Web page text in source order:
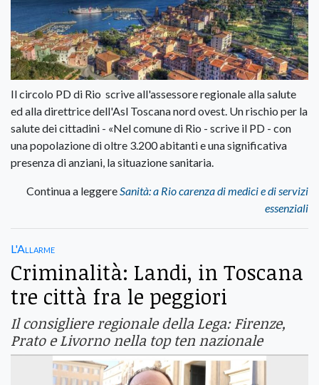
Il circolo PD di Rio scrive all'assessore regionale alla salute
ed alla direttrice dell'Asl Toscana nord ovest. Un rischio per la
salute dei cittadini - «Nel comune di Rio - scrive il PD - con
una popolazione di oltre 3.200 abitanti e una significativa
presenza di anziani, la situazione sanitaria.
Continua a leggereSanità: a Rio carenza di medici e di servizi
essenziali
L'Allarme
Criminalità: Landi, in Toscana
tre città fra le peggiori
Il consigliere regionale della Lega: Firenze,
Prato e Livorno nella top ten nazionale